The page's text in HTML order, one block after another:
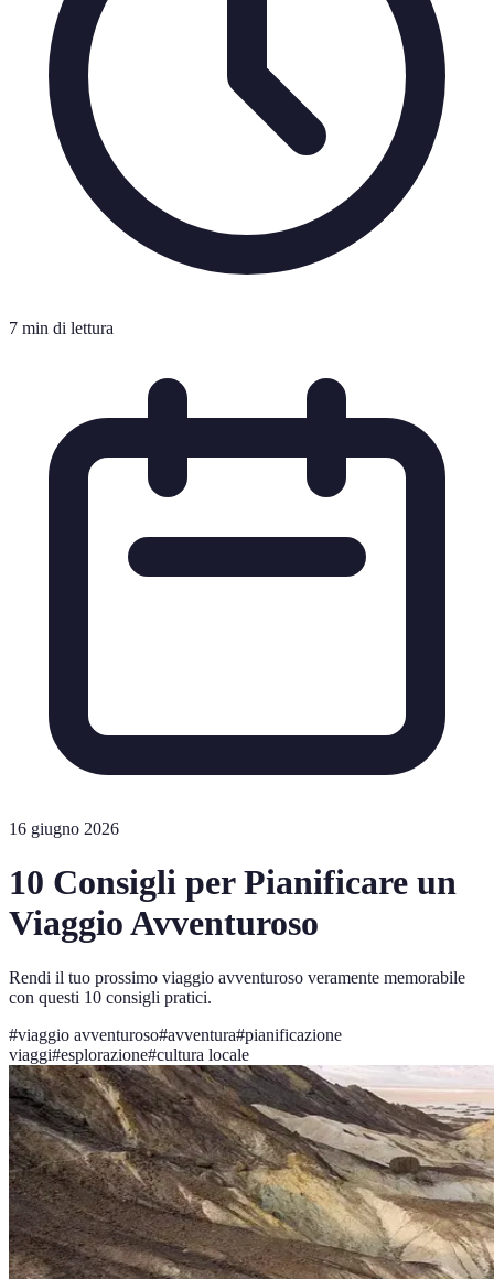
7 min di lettura
16 giugno 2026
10 Consigli per Pianificare un
Viaggio Avventuroso
Rendi il tuo prossimo viaggio avventuroso veramente memorabile
con questi 10 consigli pratici.
#viaggio avventuroso#avventura#pianificazione
viaggi#esplorazione#cultura locale